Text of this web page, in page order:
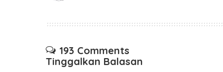
193 Comments
Tinggalkan Balasan